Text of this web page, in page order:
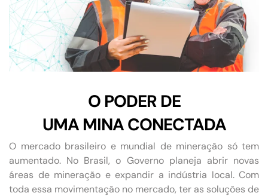
O PODER DE
UMA MINA CONECTADA
O mercado brasileiro e mundial de mineração só tem
aumentado. No Brasil, o Governo planeja abrir novas
áreas de mineração e expandir a indústria local. Com
toda essa movimentação no mercado, ter as soluções de